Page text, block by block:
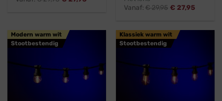
Vanaf:€29,95 € 27,95
Modern warm wit
Stootbestendig
Klassiek warm wit
Stootbestendig